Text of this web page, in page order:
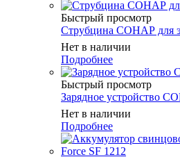
Быстрый просмотр
Струбцина СОНАР для
Нет в наличии
Подробнее
Быстрый просмотр
Зарядное устройство
Нет в наличии
Подробнее